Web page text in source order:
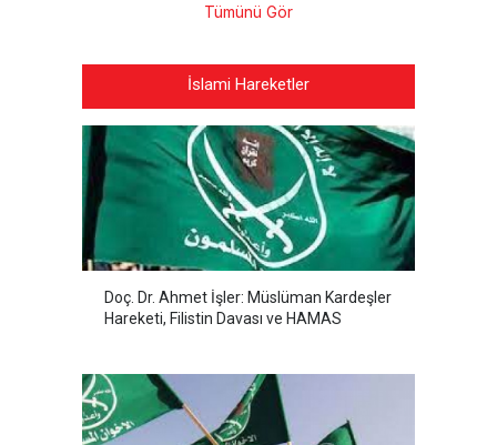
Tümünü Gör
İslami Hareketler
Doç. Dr. Ahmet İşler: Müslüman Kardeşler
Hareketi, Filistin Davası ve HAMAS